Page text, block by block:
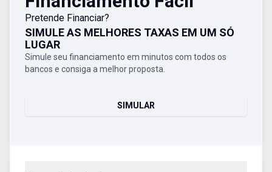
Pretende Financiar?
SIMULE AS MELHORES TAXAS EM UM SÓ
LUGAR
Simule seu financiamento em minutos com todos os
bancos e consiga a melhor proposta.
SIMULAR